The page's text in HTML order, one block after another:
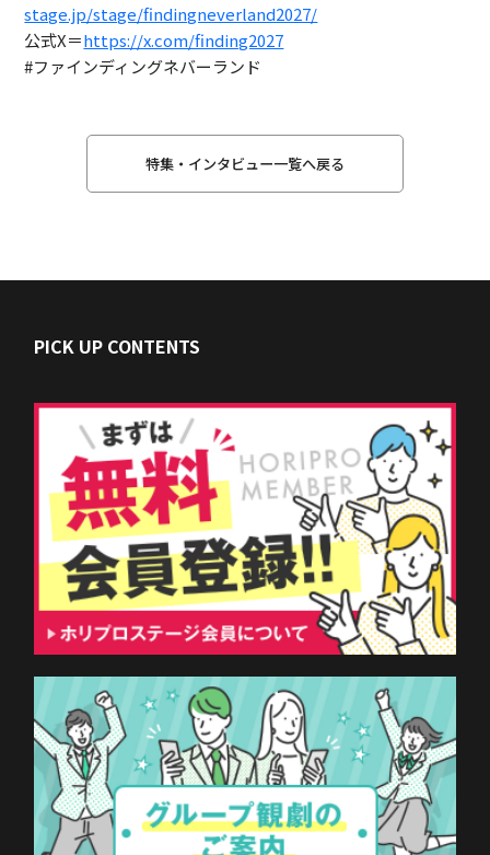
stage.jp/stage/findingneverland2027/
公式X＝https://x.com/finding2027
#ファインディングネバーランド
特集・インタビュー一覧へ戻る
PICK UP CONTENTS